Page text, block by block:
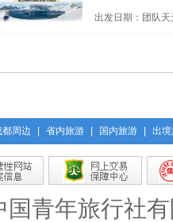
出发日期：团队
都周边 省内旅游 国内旅游 出
国青年旅行社